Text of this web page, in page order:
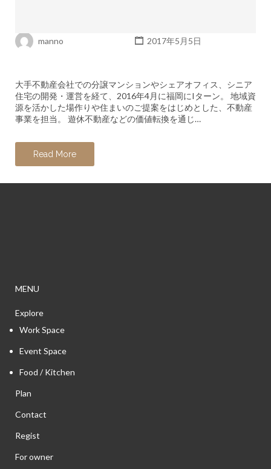
manno 2017年5月5日
大手不動産会社での分譲マンションやシェアオフィス、シニア
住宅の開発・運営を経て、2016年4月に福岡にIターン。 地域資
源を活かした場作りや住まいのご提案をはじめとした、不動産
事業を担当。 遊休不動産などの価値転換を通じ…
Read More
MENU
Explore
Work Space
Event Space
Food / Kitchen
Plan
Contact
Regist
For owner